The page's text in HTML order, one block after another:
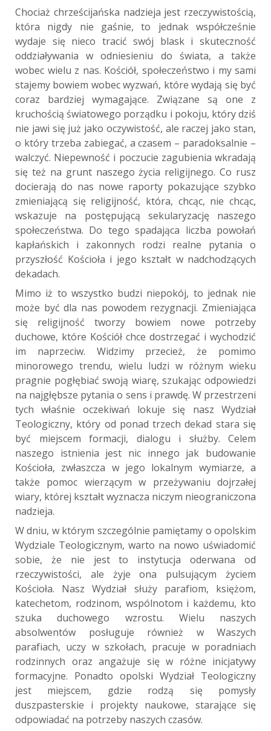
Chociaż chrześcijańska nadzieja jest rzeczywistością,
która nigdy nie gaśnie, to jednak współcześnie
wydaje się nieco tracić swój blask i skuteczność
oddziaływania w odniesieniu do świata, a także
wobec wielu z nas. Kościół, społeczeństwo i my sami
stajemy bowiem wobec wyzwań, które wydają się być
coraz bardziej wymagające. Związane są one z
kruchością światowego porządku i pokoju, który dziś
nie jawi się już jako oczywistość, ale raczej jako stan,
o który trzeba zabiegać, a czasem – paradoksalnie –
walczyć. Niepewność i poczucie zagubienia wkradają
się też na grunt naszego życia religijnego. Co rusz
docierają do nas nowe raporty pokazujące szybko
zmieniającą się religijność, która, chcąc, nie chcąc,
wskazuje na postępującą sekularyzację naszego
społeczeństwa. Do tego spadająca liczba powołań
kapłańskich i zakonnych rodzi realne pytania o
przyszłość Kościoła i jego kształt w nadchodzących
dekadach.
Mimo iż to wszystko budzi niepokój, to jednak nie
może być dla nas powodem rezygnacji. Zmieniająca
się religijność tworzy bowiem nowe potrzeby
duchowe, które Kościół chce dostrzegać i wychodzić
im naprzeciw. Widzimy przecież, że pomimo
minorowego trendu, wielu ludzi w różnym wieku
pragnie pogłębiać swoją wiarę, szukając odpowiedzi
na najgłębsze pytania o sens i prawdę. W przestrzeni
tych właśnie oczekiwań lokuje się nasz Wydział
Teologiczny, który od ponad trzech dekad stara się
być miejscem formacji, dialogu i służby. Celem
naszego istnienia jest nic innego jak budowanie
Kościoła, zwłaszcza w jego lokalnym wymiarze, a
także pomoc wierzącym w przeżywaniu dojrzałej
wiary, której kształt wyznacza niczym nieograniczona
nadzieja.
W dniu, w którym szczególnie pamiętamy o opolskim
Wydziale Teologicznym, warto na nowo uświadomić
sobie, że nie jest to instytucja oderwana od
rzeczywistości, ale żyje ona pulsującym życiem
Kościoła. Nasz Wydział służy parafiom, księżom,
katechetom, rodzinom, wspólnotom i każdemu, kto
szuka duchowego wzrostu. Wielu naszych
absolwentów posługuje również w Waszych
parafiach, uczy w szkołach, pracuje w poradniach
rodzinnych oraz angażuje się w różne inicjatywy
formacyjne. Ponadto opolski Wydział Teologiczny
jest miejscem, gdzie rodzą się pomysły
duszpasterskie i projekty naukowe, starające się
odpowiadać na potrzeby naszych czasów.